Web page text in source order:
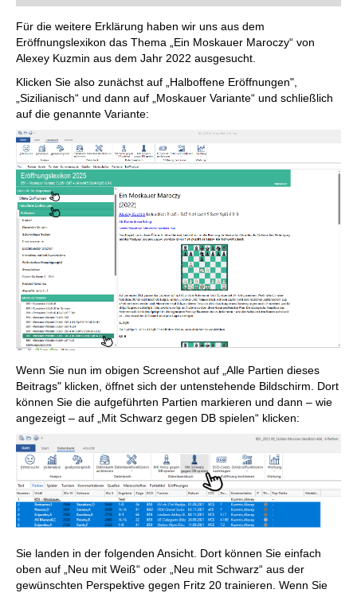
Für die weitere Erklärung haben wir uns aus dem
Eröffnungslexikon das Thema „Ein Moskauer Maroczy“ von
Alexey Kuzmin aus dem Jahr 2022 ausgesucht.
Klicken Sie also zunächst auf „Halboffene Eröffnungen",
„Sizilianisch“ und dann auf „Moskauer Variante“ und schließlich
auf die genannte Variante:
Wenn Sie nun im obigen Screenshot auf „Alle Partien dieses
Beitrags" klicken, öffnet sich der untenstehende Bildschirm. Dort
können Sie die aufgeführten Partien markieren und dann – wie
angezeigt – auf „Mit Schwarz gegen DB spielen“ klicken:
Sie landen in der folgenden Ansicht. Dort können Sie einfach
oben auf „Neu mit Weiß“ oder „Neu mit Schwarz“ aus der
gewünschten Perspektive gegen Fritz 20 trainieren. Wenn Sie